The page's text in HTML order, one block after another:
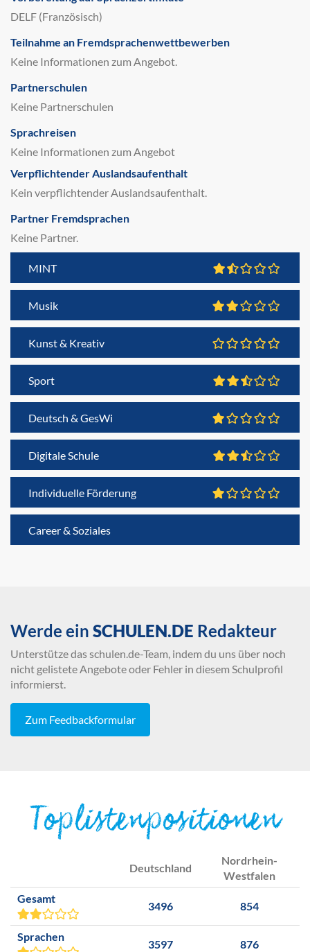
DELF (Französisch)
Teilnahme an Fremdsprachenwettbewerben
Keine Informationen zum Angebot.
Partnerschulen
Keine Partnerschulen
Sprachreisen
Keine Informationen zum Angebot
Verpflichtender Auslandsaufenthalt
Kein verpflichtender Auslandsaufenthalt.
Partner Fremdsprachen
Keine Partner.
MINT
Musik
Kunst & Kreativ
Sport
Deutsch & GesWi
Digitale Schule
Individuelle Förderung
Career & Soziales
Werde ein SCHULEN.DE Redakteur
Unterstütze das schulen.de-Team, indem du uns über noch
nicht gelistete Angebote oder Fehler in diesem Schulprofil
informierst.
Zum Feedbackformular
Toplistenpositionen
Deutschland
Nordrhein-
Westfalen
Gesamt
3496 854
Sprachen
3597 876